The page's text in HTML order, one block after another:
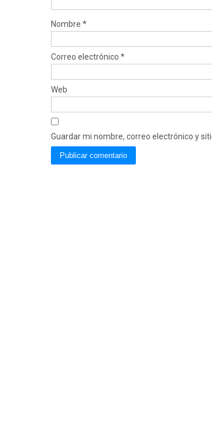
Nombre *
Correo electrónico *
Web
Guardar mi nombre, correo electrónico y